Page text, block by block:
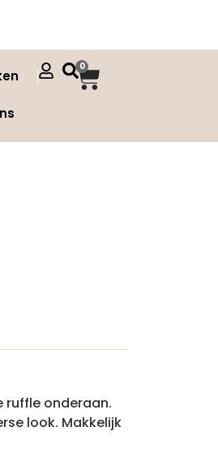
0
ruffle onderaan.
look. Makkelijk